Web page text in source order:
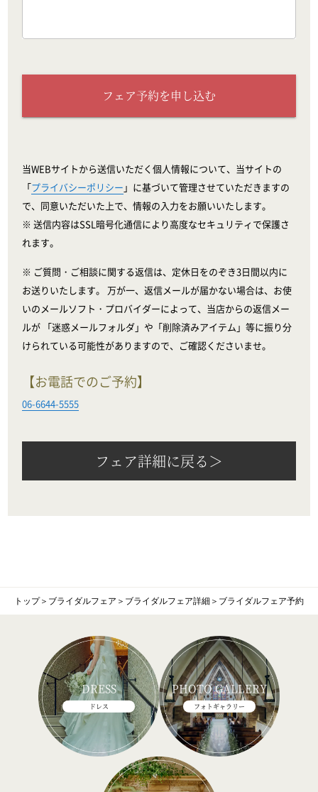
フェア予約を申し込む
当WEBサイトから送信いただく個人情報について、当サイトの
「プライバシーポリシー 」に基づいて管理させていただきますの
で、同意いただいた上で、情報の入力をお願いいたします。
※ 送信内容はSSL暗号化通信により高度なセキュリティで保護さ
れます。
※ ご質問・ご相談に関する返信は、定休日をのぞき3日間以内に
お送りいたします。 万が一、返信メールが届かない場合は、お使
いのメールソフト・プロバイダーによって、当店からの返信メー
ルが 「迷惑メールフォルダ」や「削除済みアイテム」等に振り分
けられている可能性がありますので、ご確認くださいませ。
【お電話でのご予約】
06-6644-5555
フェア詳細に戻る＞
トップ＞ ブライダルフェア ＞ ブライダルフェア詳細 ＞ ブライダルフェア予約
DRESS
ドレス
PHOTO GALLERY
フォトギャラリー